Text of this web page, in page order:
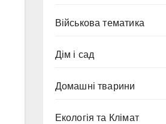
Військова тематика
Дім і сад
Домашні тварини
Екологія та Клімат